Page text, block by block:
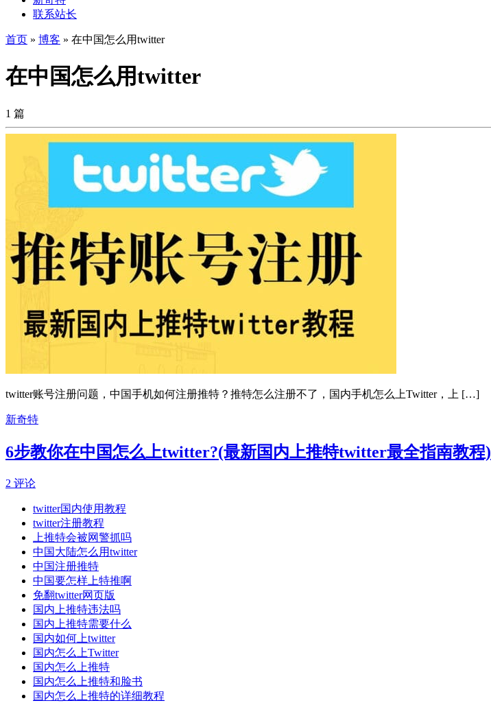
联系站长
首页 » 博客 » 在中国怎么用twitter
在中国怎么用twitter
1 篇
twitter账号注册问题，中国手机如何注册推特？推特怎么注册不了，国内手机怎么上Twitter，上 […]
新奇特
6步教你在中国怎么上twitter?(最新国内上推特twitter最全指南教程)
2 评论
twitter国内使用教程
twitter注册教程
上推特会被网警抓吗
中国大陆怎么用twitter
中国注册推特
中国要怎样上特推啊
免翻twitter网页版
国内上推特违法吗
国内上推特需要什么
国内如何上twitter
国内怎么上Twitter
国内怎么上推特
国内怎么上推特和脸书
国内怎么上推特的详细教程